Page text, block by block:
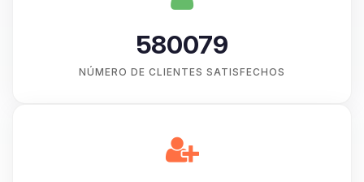
580079
NÚMERO DE CLIENTES SATISFECHOS